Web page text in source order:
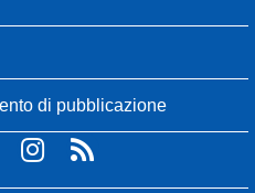
di pubblicazione